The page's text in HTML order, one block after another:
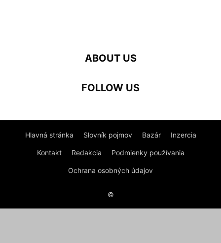
ABOUT US
FOLLOW US
Hlavná stránka Slovník pojmov Bazár Inzercia
Kontakt Redakcia Podmienky používania
Ochrana osobných údajov
©